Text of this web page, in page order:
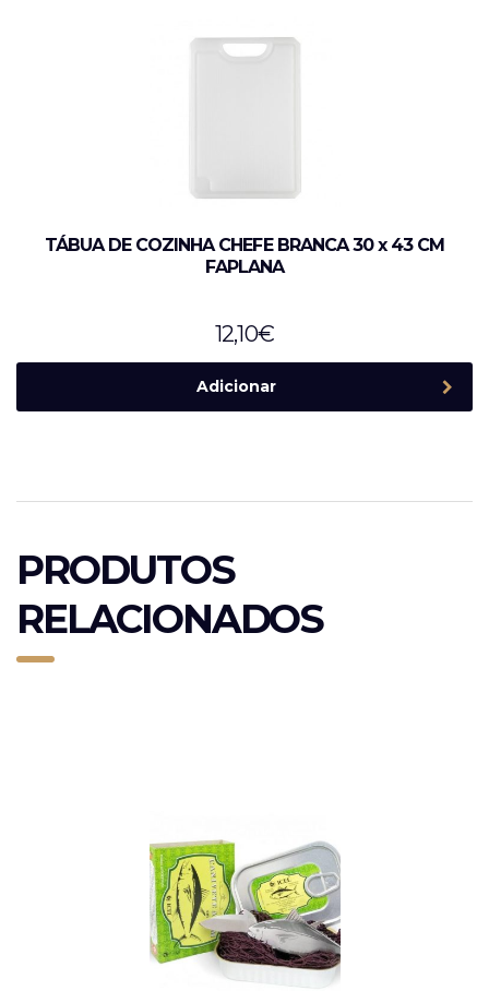
TÁBUA DE COZINHA CHEFE BRANCA 30 x 43 CM
FAPLANA
12,10€
Adicionar
PRODUTOS
RELACIONADOS